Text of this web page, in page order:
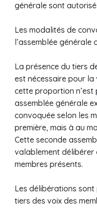
générale sont
Les modalités de
l’assemblée générale
La présence du tiers
est nécessaire pour la
cette proportion n’est
assemblée générale
convoquée selon les
première, mais à au
Cette seconde
valablement délibérer
membres présents.
Les délibérations
tiers des voix des